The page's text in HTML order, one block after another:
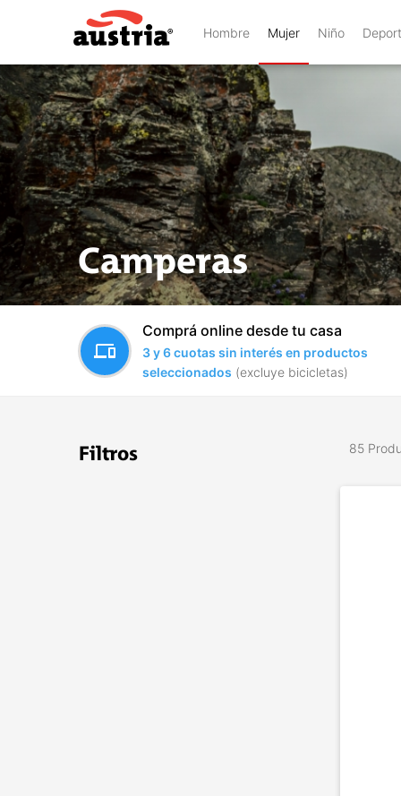
Hombre Mujer Niño
Camperas
devices
Comprá online desde tu casa
3 y 6 cuotas sin interés en productos
seleccionados (excluye bicicletas)
Filtros 85